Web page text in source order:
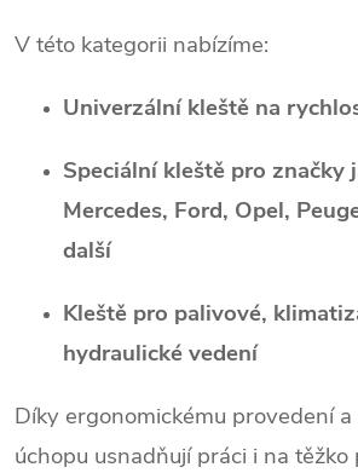
k
u
V této kategorii nabízíme:
Univerzální kleště na
Speciální kleště pro značky
Mercedes, Ford, Opel,
další
Kleště pro palivové,
hydraulické vedení
Díky ergonomickému provedení
úchopu usnadňují práci i na